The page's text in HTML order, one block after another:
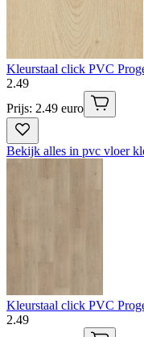
Kleurstaal click PVC
2.49
Prijs: 2.49 euro
Bekijk alles in pvc vloer
Kleurstaal click PVC
2.49